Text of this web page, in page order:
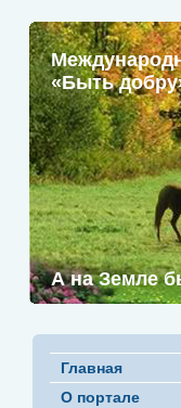
«Быть
А на Земле
Главная
О портале